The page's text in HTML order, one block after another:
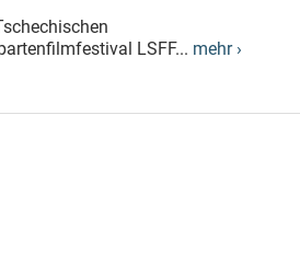
LSFF... mehr ›